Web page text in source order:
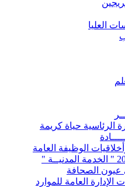
العليا
الرئاسية حياة كريمة
الوظيفة العامة
عيون الصحافة
العامة للموارد